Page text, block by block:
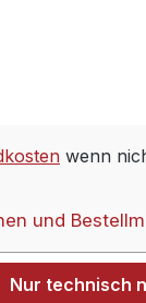
wenn
und
Nur technisch